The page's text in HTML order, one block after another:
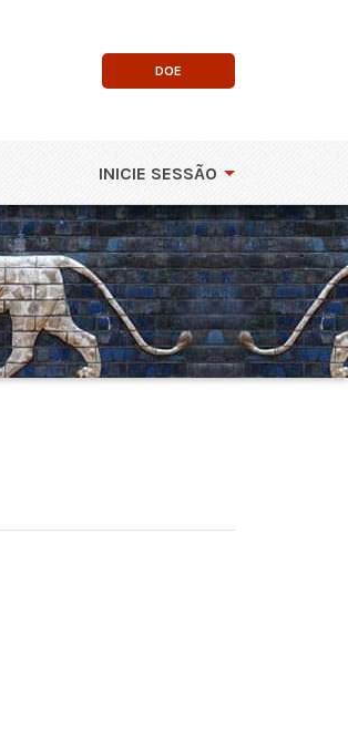
DOE
INICIE SESSÃO